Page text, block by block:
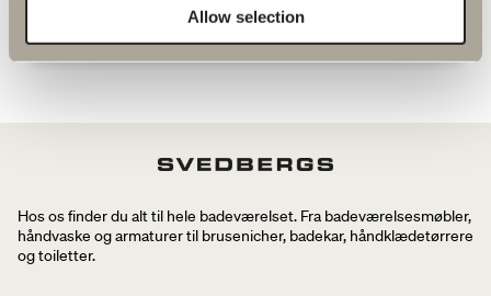
Allow selection
810 kr.
Hos os finder du alt til hele badeværelset. Fra badeværelsesmøbler,
håndvaske og armaturer til brusenicher, badekar, håndklædetørrere
og toiletter.